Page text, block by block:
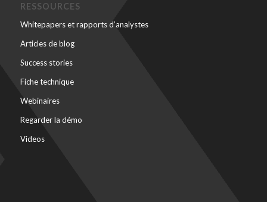
RESSOURCES
Whitepapers et rapports d’analystes
Articles de blog
Success stories
Fiche technique
Webinaires
Regarder la démo
Videos